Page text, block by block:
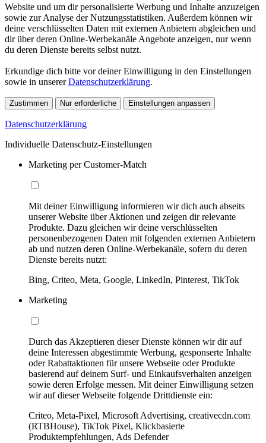
Website und um dir personalisierte Werbung und Inhalte anzuzeigen
sowie zur Analyse der Nutzungsstatistiken. Außerdem können wir
deine verschlüsselten Daten mit externen Anbietern abgleichen und
dir über deren Online-Werbekanäle Angebote anzeigen, nur wenn
du deren Dienste bereits selbst nutzt.
Erkundige dich bitte vor deiner Einwilligung in den Einstellungen
sowie in unsererDatenschutzerklärung.
Zustimmen Nur erforderliche Einstellungen anpassen
Datenschutzerklärung
Individuelle Datenschutz-Einstellungen
Marketing per Customer-Match
Mit deiner Einwilligung informieren wir dich auch abseits
unserer Website über Aktionen und zeigen dir relevante
Produkte. Dazu gleichen wir deine verschlüsselten
personenbezogenen Daten mit folgenden externen Anbietern
ab und nutzen deren Online-Werbekanäle, sofern du deren
Dienste bereits nutzt:
Bing, Criteo, Meta, Google, LinkedIn, Pinterest, TikTok
Marketing
Durch das Akzeptieren dieser Dienste können wir dir auf
deine Interessen abgestimmte Werbung, gesponserte Inhalte
oder Rabattaktionen für unsere Webseite oder Produkte
basierend auf deinem Surf- und Einkaufsverhalten anzeigen
sowie deren Erfolge messen. Mit deiner Einwilligung setzen
wir auf dieser Webseite folgende Drittdienste ein:
Criteo, Meta-Pixel, Microsoft Advertising, creativecdn.com
(RTBHouse), TikTok Pixel, Klickbasierte
Produktempfehlungen, Ads Defender